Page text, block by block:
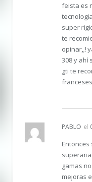
feista es
super
te
opinar,,!
308 y ahí
gti te
PABLO el
Entonces
superaria
gamas
mejoras